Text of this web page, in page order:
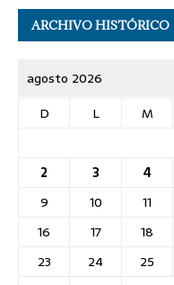
ARCHIVO HISTÓRICO
agosto 2026
D
L M
2
3 4
9
10 11
16
17 18
23
24 25